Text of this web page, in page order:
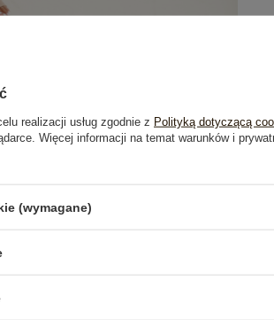
Opinie o produkcie (1)
realizacji usług zgodnie z Polityką dotyczącą
Więcej informacji na temat warunków i
(wymagane)